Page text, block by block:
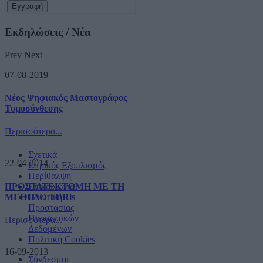
Εκδηλώσεις / Νέα
Prev Next
07-08-2019
Νέος Ψηφιακός Μαστογράφος
Τομοσύνθεσης
Περισσότερα...
22-04-2014
ΠΡΟΣΤΑΤΕΚΤΟΜΗ ΜΕ ΤΗ
ΜΕΘΟΔΟ TURis
Περισσότερα...
16-09-2013
Σχετικά
Ιατρικός Εξοπλισμός
Περίθαλψη
Επικοινωνία
Πολιτική
Προστασίας
Προσωπικών
Δεδομένων
Πολιτική Cookies
Σύνδεσμοι